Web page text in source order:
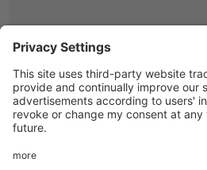
0 0
Footer
menu
LEGAL NOTICE PRIVACY
IMAI PLAY CONDITIONS OF USE